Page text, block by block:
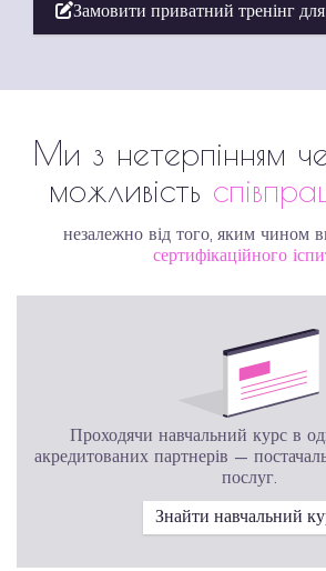
Замовити приватний тренінг
Ми з нетерпінням
можливість
незалежно від того, яким чином
сертифікаційного
Проходячи навчальний курс в
акредитованих партнерів —
послуг.
Знайти навчальний